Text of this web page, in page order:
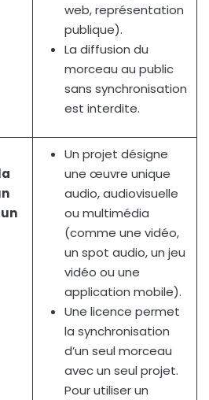
web, représentation
publique).
La diffusion du
morceau au public
sans synchronisation
est interdite.
Un projet désigne
une œuvre unique
audio, audiovisuelle
ou multimédia
(comme une vidéo,
un spot audio, un jeu
vidéo ou une
application mobile).
Une licence permet
la synchronisation
d’un seul morceau
avec un seul projet.
Pour utiliser un